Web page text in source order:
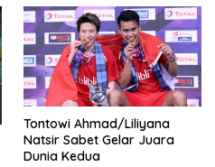
Tontowi Ahmad/Liliyana
Natsir Sabet Gelar Juara
Dunia Kedua